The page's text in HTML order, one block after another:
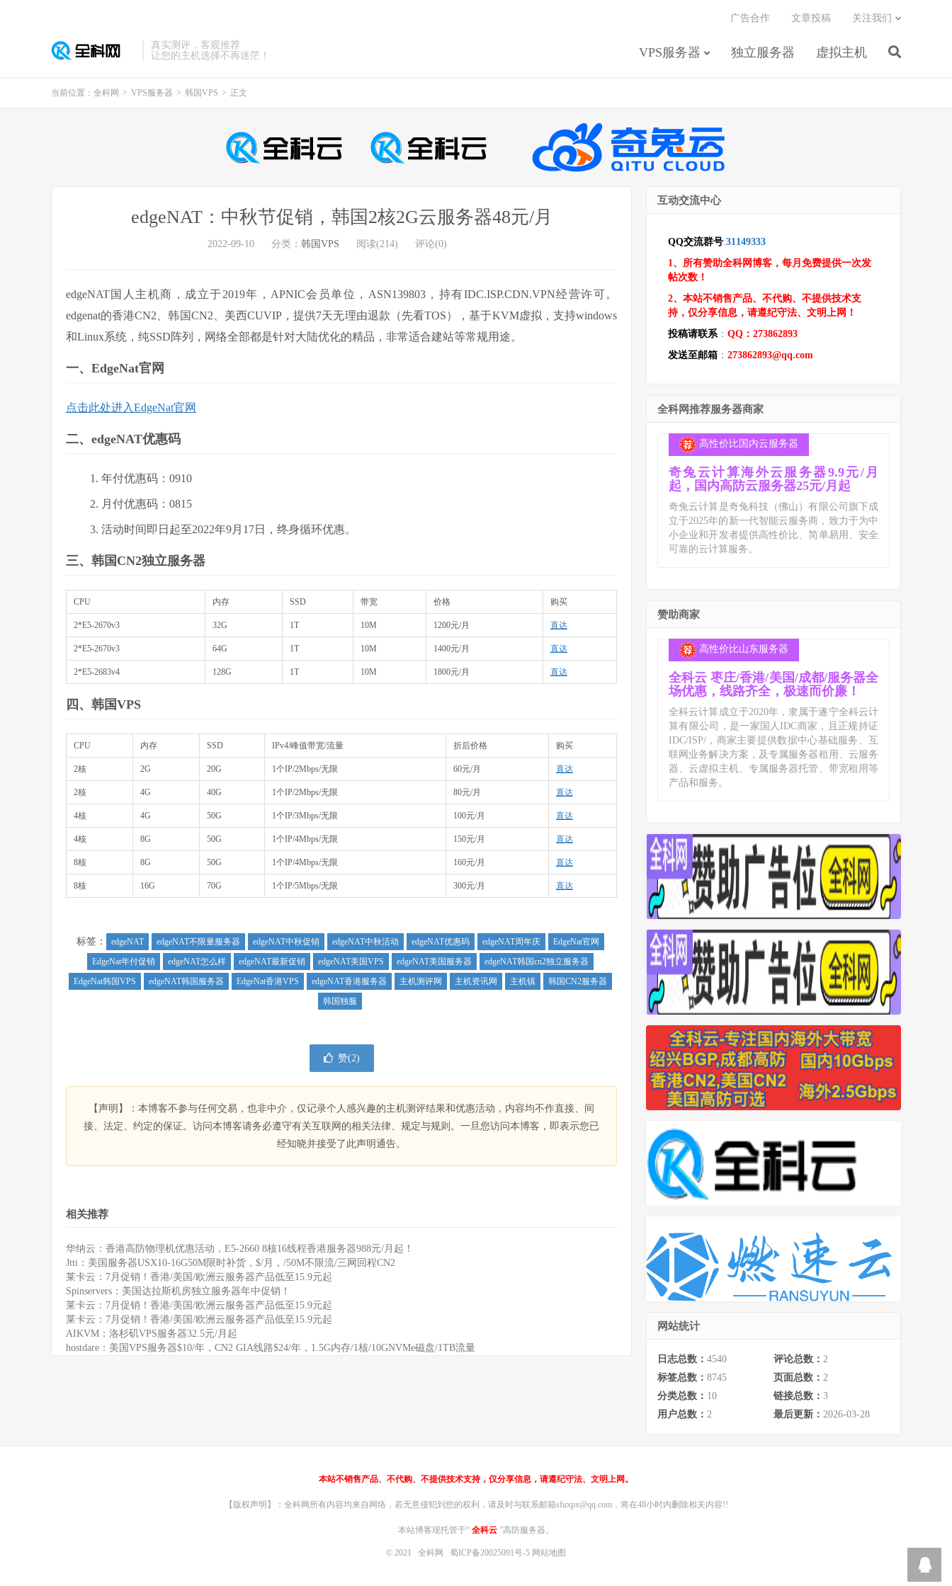
真实测评，客观推荐
让您的主机选择不再迷茫！
VPS服务器 独立服务器 虚拟主机
广告合作 文章投稿 关注我们
当前位置： 全科网 > VPS服务器 > 韩国VPS > 正文
edgeNAT：中秋节促销，韩国2核2G云服务器48元/月
2022-09-10 分类： 韩国VPS 阅读(214) 评论(0)
edgeNAT国人主机商，成立于2019年，APNIC会员单位，ASN139803，持有IDC.ISP.CDN.VPN经营许可。
edgenat的香港CN2、韩国CN2、美西CUVIP，提供7天无理由退款（先看TOS），基于KVM虚拟，支持windows
和Linux系统，纯SSD阵列，网络全部都是针对大陆优化的精品，非常适合建站等常规用途。
一、EdgeNat官网
点击此处进入EdgeNat官网
二、edgeNAT优惠码
年付优惠码：0910
月付优惠码：0815
活动时间即日起至2022年9月17日，终身循环优惠。
三、韩国CN2独立服务器
CPU 内存 SSD 带宽 价格 购买
2*E5-2670v3 32G 1T 10M 1200元/月 直达
2*E5-2670v3 64G 1T 10M 1400元/月 直达
2*E5-2683v4 128G 1T 10M 1800元/月 直达
四、韩国VPS
CPU 内存 SSD IPv4/峰值带宽/流量 折后价格 购买
2核 2G 20G 1个IP/2Mbps/无限 60元/月 直达
2核 4G 40G 1个IP/2Mbps/无限 80元/月 直达
4核 4G 50G 1个IP/3Mbps/无限 100元/月 直达
4核 8G 50G 1个IP/4Mbps/无限 150元/月 直达
8核 8G 50G 1个IP/4Mbps/无限 160元/月 直达
8核 16G 70G 1个IP/5Mbps/无限 300元/月 直达
标签： edgeNAT edgeNAT不限量服务器 edgeNAT中秋促销 edgeNAT中秋活动 edgeNAT优惠码 edgeNAT周年庆
EdgeNat官网
EdgeNat年付促销
edgeNAT怎么样 edgeNAT最新促销 edgeNAT美国VPS edgeNAT美国服务器
edgeNAT韩国cn2独立服务器
EdgeNat韩国VPS
edgeNAT韩国服务器 EdgeNat香港VPS edgeNAT香港服务器 主机测评网 主机资讯网 主机镇
韩国CN2服务器
韩国独服
赞(2)
【声明】：本博客不参与任何交易，也非中介，仅记录个人感兴趣的主机测评结果和优惠活动，内容均不作直接、间
接、法定、约定的保证。访问本博客请务必遵守有关互联网的相关法律、规定与规则。一旦您访问本博客，即表示您已
经知晓并接受了此声明通告。
相关推荐
华纳云：香港高防物理机优惠活动，E5-2660 8核16线程香港服务器988元/月起！
Jtti：美国服务器USX10-16G50M限时补货，$/月，/50M不限流/三网回程CN2
莱卡云：7月促销！香港/美国/欧洲云服务器产品低至15.9元起
Spinservers：美国达拉斯机房独立服务器年中促销！
莱卡云：7月促销！香港/美国/欧洲云服务器产品低至15.9元起
莱卡云：7月促销！香港/美国/欧洲云服务器产品低至15.9元起
AIKVM：洛杉矶VPS服务器32.5元/月起
hostdare：美国VPS服务器$10/年，CN2 GIA线路$24/年，1.5G内存/1核/10GNVMe磁盘/1TB流量
互动交流中心
QQ交流群号:31149333
1、所有赞助全科网博客，每月免费提供一次发
帖次数！
2、本站不销售产品、不代购、不提供技术支
持，仅分享信息，请遵纪守法、文明上网！
投稿请联系： QQ：273862893
发送至邮箱 ： 273862893@qq.com
全科网推荐服务器商家
高性价比国内云服务器
奇兔云计算海外云服务器9.9元/月
起，国内高防云服务器25元/月起
奇兔云计算是奇兔科技（佛山）有限公司旗下成
立于2025年的新一代智能云服务商，致力于为中
小企业和开发者提供高性价比、简单易用、安全
可靠的云计算服务。
赞助商家
高性价比山东服务器
全科云 枣庄/香港/美国/成都/服务器全
场优惠，线路齐全，极速而价廉！
全科云计算成立于2020年，隶属于遂宁全科云计
算有限公司，是一家国人IDC商家，且正规持证
IDC/ISP/，商家主要提供数据中心基础服务、互
联网业务解决方案，及专属服务器租用、云服务
器、云虚拟主机、专属服务器托管、带宽租用等
产品和服务。
网站统计
日志总数： 4540 评论总数： 2
标签总数： 8745 页面总数： 2
分类总数： 10 链接总数： 3
用户总数： 2 最后更新： 2026-03-28
本站不销售产品、不代购、不提供技术支持，仅分享信息，请遵纪守法、文明上网。
【版权声明】：全科网所有内容均来自网络，若无意侵犯到您的权利，请及时与联系邮箱sfuxpx@qq.com，将在48小时内删除相关内容!!
本站博客现托管于“ 全科云 ”高防服务器。
© 2021 全科网 蜀ICP备20025091号-5 网站地图